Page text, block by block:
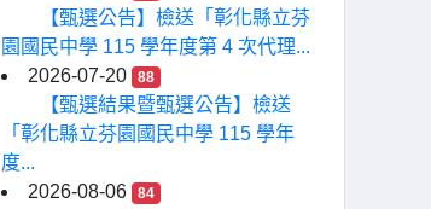
【甄選公告】檢送「彰化縣立芬
園國民中學 115 學年度第 4 次代理...
2026-07-20
88
【甄選結果暨甄選公告】檢送
「彰化縣立芬園國民中學 115 學年
度...
2026-08-06
84